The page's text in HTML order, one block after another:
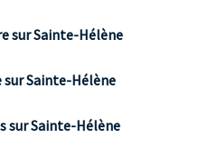
sur Sainte-Hélène
Sainte-Hélène
sur Sainte-Hélène